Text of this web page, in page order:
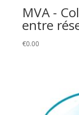
MVA -
entre
€0.00